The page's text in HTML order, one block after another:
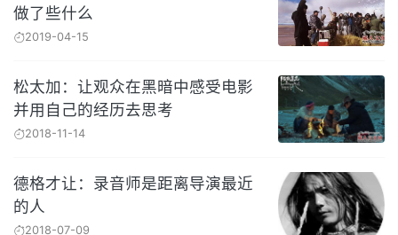
做了些什么
2019-04-15
松太加：让观众在黑暗中感受电影
并用自己的经历去思考
2018-11-14
德格才让：录音师是距离导演最近
的人
2018-07-09